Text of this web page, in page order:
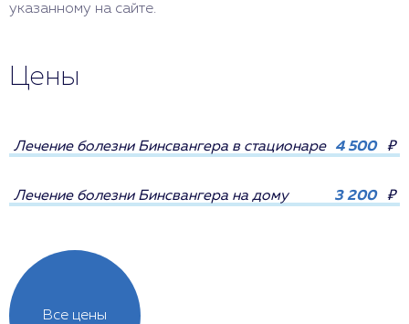
указанному на сайте.
Цены
Все цены
Лечение болезни Бинсвангера в стационаре 4 500 ₽
Лечение болезни Бинсвангера на дому 3 200 ₽